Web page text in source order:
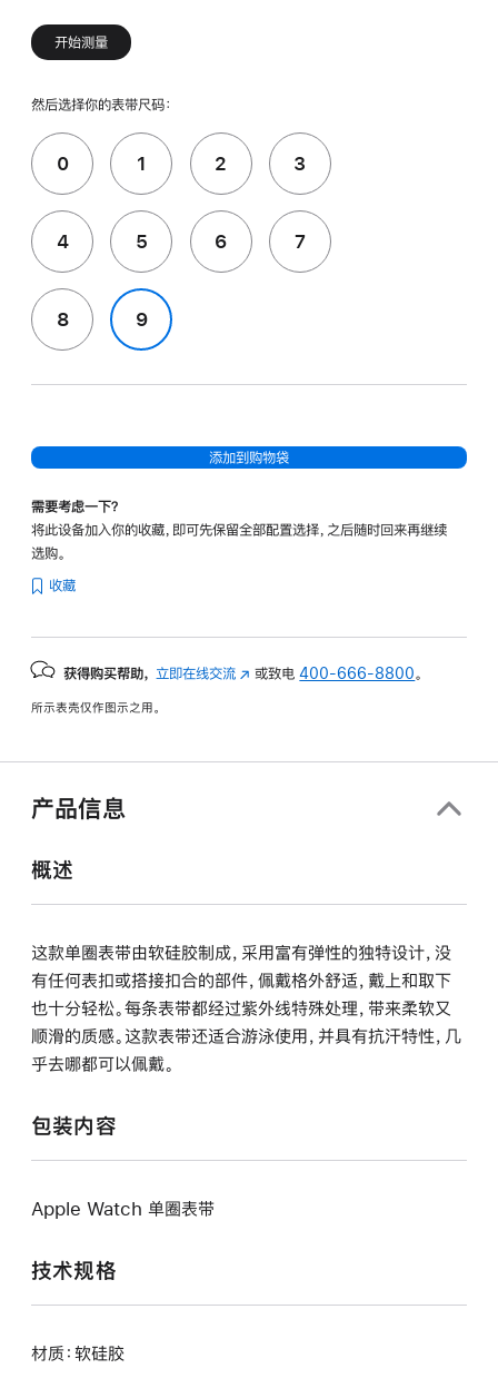
开始测量
然后选择你的表带尺码：
0 1 2 3
4 5 6 7
8 9
添加到购物袋
需要考虑一下？
将此设备加入你的收藏，即可先保留全部配置选择，之后随时回来再继续
选购。
收藏
获得购买帮助， 立即在线交流 (在
中
或致电400-666-8800 。
所示表壳仅作图示之用。
产品信息
概述
这款单圈表带由软硅胶制成，采用富有弹性的独特设计，没
有任何表扣或搭接扣合的部件，佩戴格外舒适，戴上和取下
也十分轻松。每条表带都经过紫外线特殊处理，带来柔软又
顺滑的质感。这款表带还适合游泳使用，并具有抗汗特性，几
乎去哪都可以佩戴。
包装内容
Apple Watch 单圈表带
技术规格
材质：软硅胶